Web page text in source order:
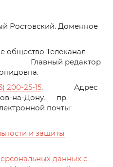
Ростовский. Доменное
общество Телеканал
Главный редактор
200-25-15. Адрес
на-Дону, пр.
почты:
и защиты
данных с